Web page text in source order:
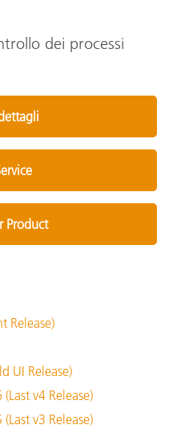
dei processi
Product
Release)
UI Release)
v4 Release)
v3 Release)